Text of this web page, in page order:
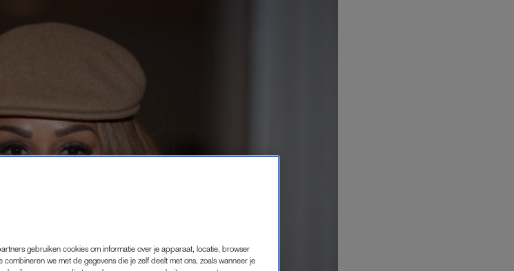
gebruiken cookies om informatie over je apparaat, locatie, browser
combineren we met de gegevens die je zelf deelt met ons, zoals wanneer je